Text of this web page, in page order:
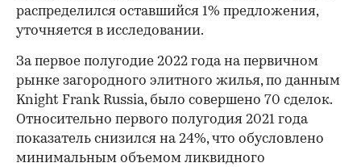
распределился оставшийся 1% предложения,
уточняется в исследовании.
За первое полугодие 2022 года на первичном
рынке загородного элитного жилья, по данным
Knight Frank Russia, было совершено 70 сделок.
Относительно первого полугодия 2021 года
показатель снизился на 24%, что обусловлено
минимальным объемом ликвидного